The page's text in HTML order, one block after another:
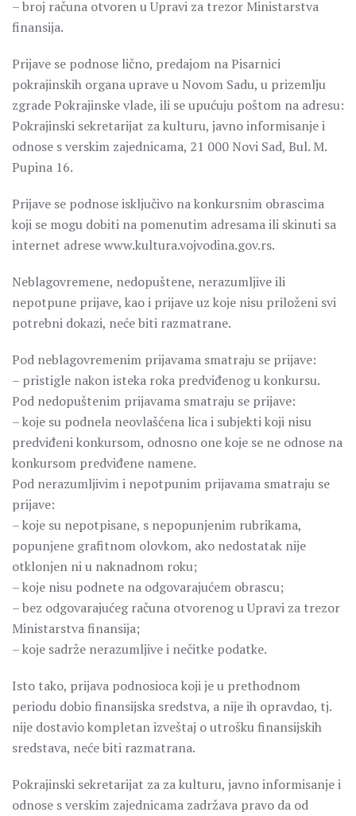
– broj računa otvoren u Upravi za trezor Ministarstva
finansija.
Prijave se podnose lično, predajom na Pisarnici
pokrajinskih organa uprave u Novom Sadu, u prizemlju
zgrade Pokrajinske vlade, ili se upućuju poštom na adresu:
Pokrajinski sekretarijat za kulturu, javno informisanje i
odnose s verskim zajednicama, 21 000 Novi Sad, Bul. M.
Pupina 16.
Prijave se podnose isključivo na konkursnim obrascima
koji se mogu dobiti na pomenutim adresama ili skinuti sa
internet adrese www.kultura.vojvodina.gov.rs.
Neblagovremene, nedopuštene, nerazumljive ili
nepotpune prijave, kao i prijave uz koje nisu priloženi svi
potrebni dokazi, neće biti razmatrane.
Pod neblagovremenim prijavama smatraju se prijave:
– pristigle nakon isteka roka predviđenog u konkursu.
Pod nedopuštenim prijavama smatraju se prijave:
– koje su podnela neovlašćena lica i subjekti koji nisu
predviđeni konkursom, odnosno one koje se ne odnose na
konkursom predviđene namene.
Pod nerazumljivim i nepotpunim prijavama smatraju se
prijave:
– koje su nepotpisane, s nepopunjenim rubrikama,
popunjene grafitnom olovkom, ako nedostatak nije
otklonjen ni u naknadnom roku;
– koje nisu podnete na odgovarajućem obrascu;
– bez odgovarajućeg računa otvorenog u Upravi za trezor
Ministarstva finansija;
– koje sadrže nerazumljive i nečitke podatke.
Isto tako, prijava podnosioca koji je u prethodnom
periodu dobio finansijska sredstva, a nije ih opravdao, tj.
nije dostavio kompletan izveštaj o utrošku finansijskih
sredstava, neće biti razmatrana.
Pokrajinski sekretarijat za za kulturu, javno informisanje i
odnose s verskim zajednicama zadržava pravo da od